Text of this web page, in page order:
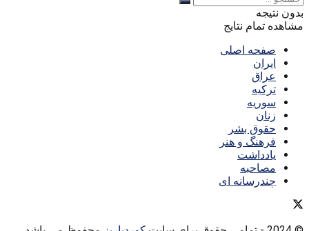
بدون نتیجه
مشاهده تمام نتایج
صفحه اصلی
ایران
عراق
ترکیه
سوریه
زنان
حقوق بشر
فرهنگ و هنر
یادداشت
مصاحبه
چندرسانه ای